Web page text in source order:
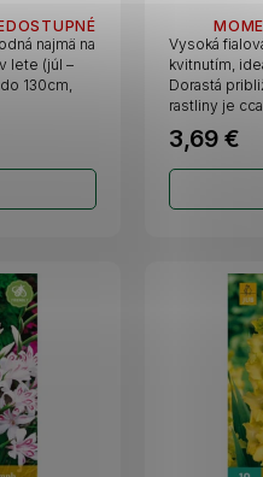
najmä na
lete (júl –
130cm,
3,69 €
Vysoká
kvitnutím,
Dorastá
rastliny je